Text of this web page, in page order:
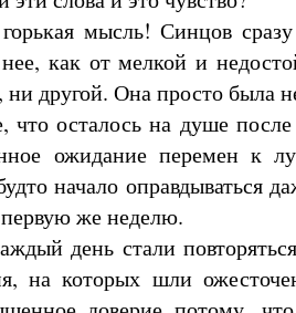
мысль! Синцов
как от мелкой и
ни другой. Она просто была
осталось на душе после
ожидание перемен к
начало оправдываться
же неделю.
день стали
на которых шли